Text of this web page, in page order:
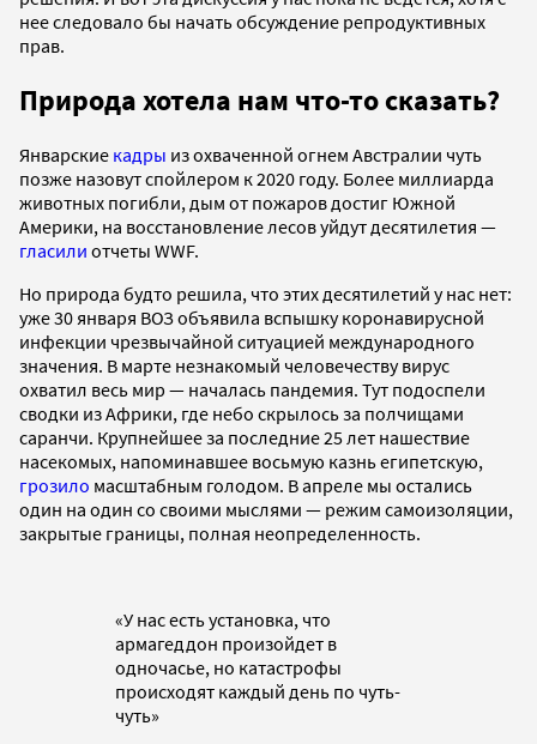
нее следовало бы начать обсуждение репродуктивных
прав.
Природа хотела нам что-то сказать?
Январские кадры из охваченной огнем Австралии чуть
позже назовут спойлером к 2020 году. Более миллиарда
животных погибли, дым от пожаров достиг Южной
Америки, на восстановление лесов уйдут десятилетия —
гласили отчеты WWF.
Но природа будто решила, что этих десятилетий у нас нет:
уже 30 января ВОЗ объявила вспышку коронавирусной
инфекции чрезвычайной ситуацией международного
значения. В марте незнакомый человечеству вирус
охватил весь мир — началась пандемия. Тут подоспели
сводки из Африки, где небо скрылось за полчищами
саранчи. Крупнейшее за последние 25 лет нашествие
насекомых, напоминавшее восьмую казнь египетскую,
грозило масштабным голодом. В апреле мы остались
один на один со своими мыслями — режим самоизоляции,
закрытые границы, полная неопределенность.
«У нас есть установка, что
армагеддон произойдет в
одночасье, но катастрофы
происходят каждый день по чуть-
чуть»